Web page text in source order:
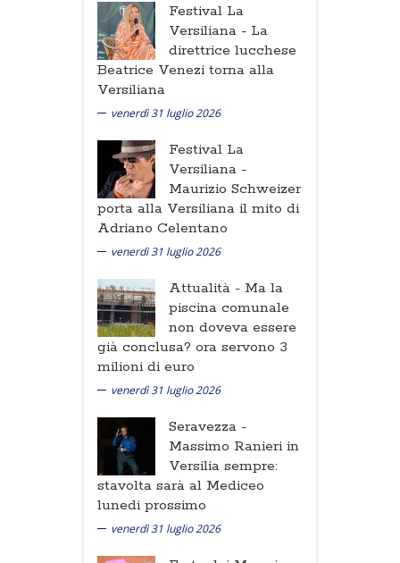
Festival La
Versiliana - La
direttrice lucchese
Beatrice Venezi torna alla
Versiliana
venerdì 31 luglio 2026
Festival La
Versiliana -
Maurizio Schweizer
porta alla Versiliana il mito di
Adriano Celentano
venerdì 31 luglio 2026
Attualità - Ma la
piscina comunale
non doveva essere
già conclusa? ora servono 3
milioni di euro
venerdì 31 luglio 2026
Seravezza -
Massimo Ranieri in
Versilia sempre:
stavolta sarà al Mediceo
lunedi prossimo
venerdì 31 luglio 2026